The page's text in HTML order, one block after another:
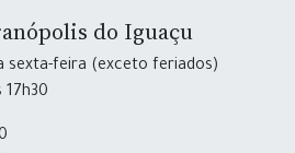
do Iguaçu
sexta-feira (exceto feriados)
17h30